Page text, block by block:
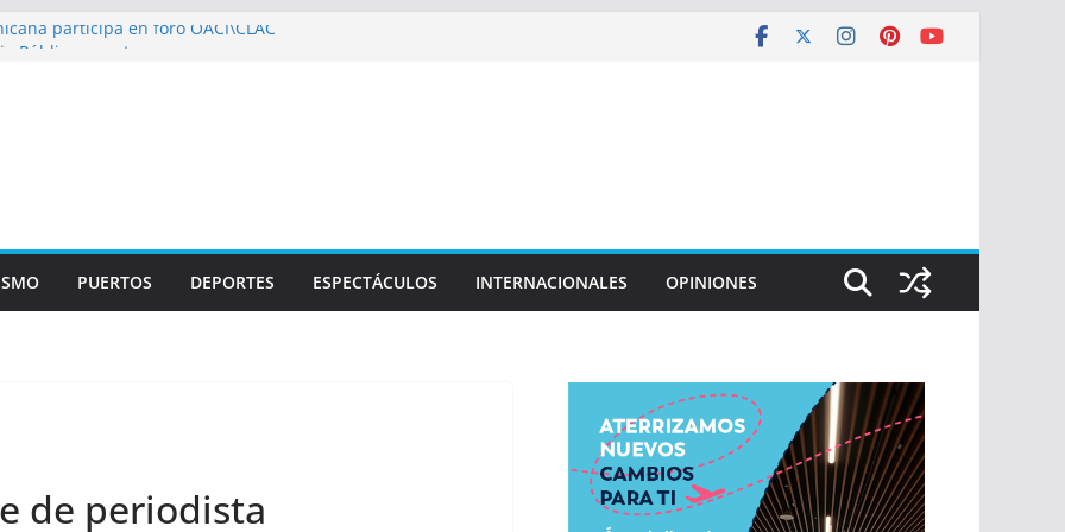
participa en foro OACI\CLAC
en normas de calidad ISO
multidisciplinario operativo médico
PUERTOS DEPORTES ESPECTÁCULOS INTERNACIONALES OPINIONES
de periodista